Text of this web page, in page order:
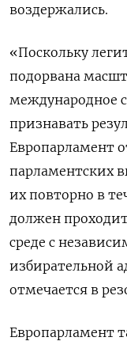
воздержались.
«Поскольку
подорвана
международное
признавать
Европарламент
парламентских
их повторно в
должен
среде с
избирательной
отмечается в
Европарламент